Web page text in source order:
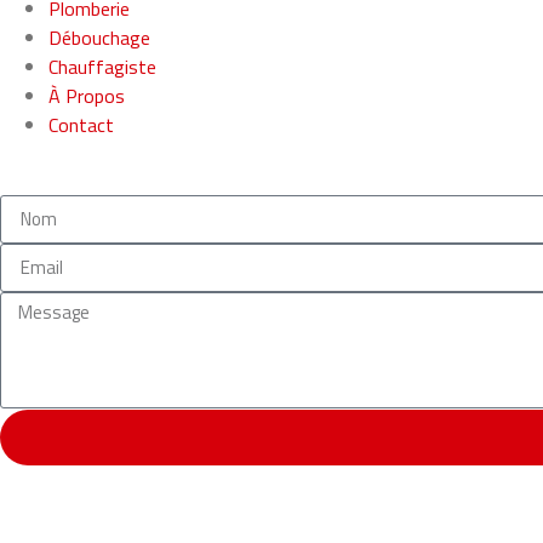
Plomberie
Débouchage
Chauffagiste
À Propos
Contact